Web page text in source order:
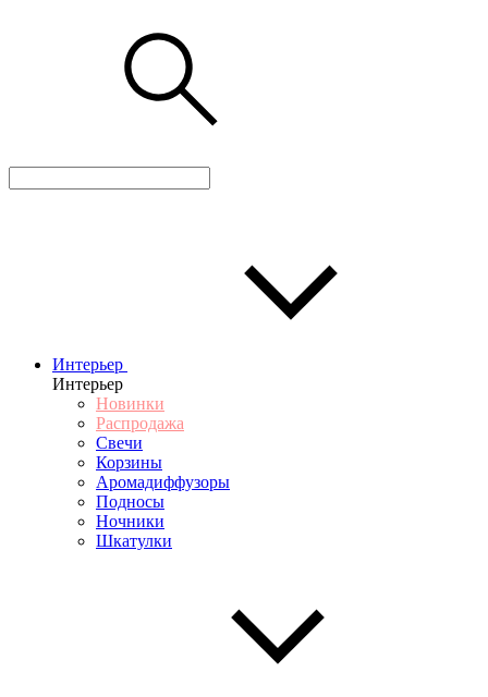
Интерьер
Интерьер
Новинки
Распродажа
Свечи
Корзины
Аромадиффузоры
Подносы
Ночники
Шкатулки